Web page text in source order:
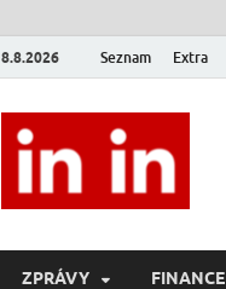
8.8.2026 Seznam Extra
ZPRÁVY FINANCE